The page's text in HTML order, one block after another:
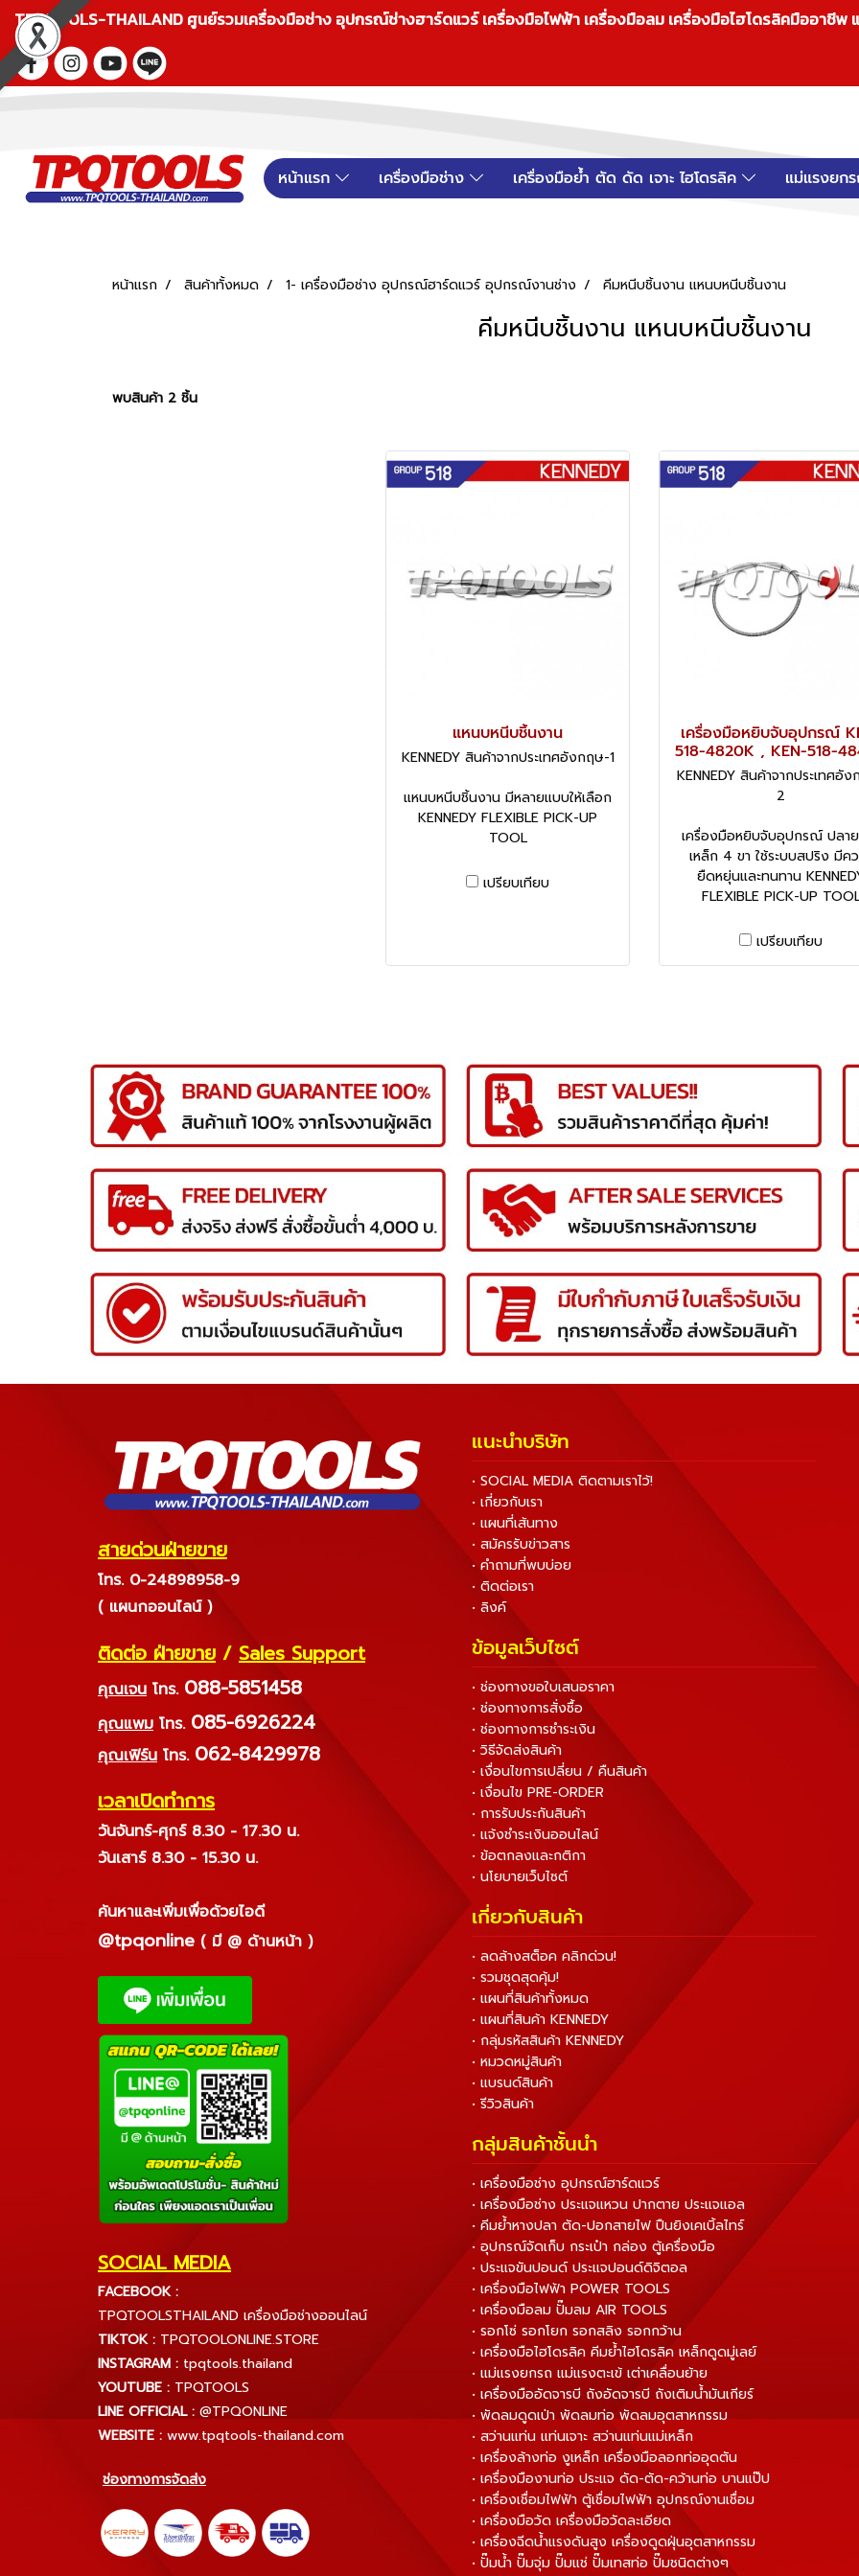
TPQTOOLS-THAILAND ศูนย์รวมเครื่องมือช่าง อุปกรณ์ช่างฮาร์ดแวร์ เครื่องมือไฟฟ้า เครื่องมือลม เครื่องมือไฮโดรลิคมืออาชี
หน้าแรก เครื่องมือช่าง เครื่องมือย้ำ ตัด ดัด เจาะ ไฮโดรลิค แม่แรงยก
หน้าแรก สินค้าทั้งหมด 1- เครื่องมือช่าง อุปกรณ์ฮาร์ดแวร์ อุปกรณ์งานช่าง คีมหนีบชิ้นงาน แหนบหนีบชิ้นงาน
คีมหนีบชิ้นงาน แหนบหนีบชิ้นงาน
พบสินค้า 2 ชิ้น
แหนบหนีบชิ้นงาน
KENNEDY สินค้าจากประเทศอังกฤษ-1
แหนบหนีบชิ้นงาน มีหลายแบบให้เลือก
KENNEDY FLEXIBLE PICK-UP
TOOL
เปรียบเทียบ
เครื่องมือหยิบจับอุปกรณ์
518-4820K , KEN-518-
KENNEDY สินค้าจากประเทศอั
2
เครื่องมือหยิบจับอุปกรณ์ ปลา
เหล็ก 4 ขา ใช้ระบบสปริง มีค
ยืดหยุ่นและทนทาน
FLEXIBLE PICK-UP
เปรียบเทียบ
สายด่วนฝ่ายขาย
โทร. 0-24898958-9
( แผนกออนไลน์ )
ติดต่อ ฝ่ายขาย / Sales Support
คุณเจน โทร. 088-5851458
คุณแพม โทร. 085-6926224
คุณเฟิร์น โทร. 062-8429978
เวลาเปิดทำการ
วันจันทร์-ศุกร์ 8.30 - 17.30 น.
วันเสาร์ 8.30 - 15.30 น.
ค้นหาและเพิ่มเพื่อด้วยไอดี
@tpqonline ( มี @ ด้านหน้า )
SOCIAL MEDIA
FACEBOOK :
TPQTOOLSTHAILAND เครื่องมือช่างออนไลน์
TIKTOK : TPQTOOLONLINE.STORE
INSTAGRAM : tpqtools.thailand
YOUTUBE : TPQTOOLS
LINE OFFICIAL : @TPQONLINE
WEBSITE : www.tpqtools-thailand.com
ช่องทางการจัดส่ง
แนะนำบริษัท
• SOCIAL MEDIA ติดตามเราไว้!
• เกี่ยวกับเรา
• แผนที่เส้นทาง
• สมัครรับข่าวสาร
• คำถามที่พบบ่อย
• ติดต่อเรา
• ลิงค์
ข้อมูลเว็บไซต์
• ช่องทางขอใบเสนอราคา
• ช่องทางการสั่งซื้อ
• ช่องทางการชำระเงิน
• วิธีจัดส่งสินค้า
• เงื่อนไขการเปลี่ยน / คืนสินค้า
• เงื่อนไข PRE-ORDER
• การรับประกันสินค้า
• แจ้งชำระเงินออนไลน์
• ข้อตกลงและกติกา
• นโยบายเว็บไซต์
เกี่ยวกับสินค้า
• ลดล้างสต็อค คลิกด่วน!
• รวมชุดสุดคุ้ม!
• แผนที่สินค้าทั้งหมด
• แผนที่สินค้า KENNEDY
• กลุ่มรหัสสินค้า KENNEDY
• หมวดหมู่สินค้า
• แบรนด์สินค้า
• รีวิวสินค้า
กลุ่มสินค้าชั้นนำ
• เครื่องมือช่าง อุปกรณ์ฮาร์ดแวร์
• เครื่องมือช่าง ประแจแหวน ปากตาย ประแจแอล
• คีมย้ำหางปลา ตัด-ปอกสายไฟ ปืนยิงเคเบิ้ลไทร์
• อุปกรณ์จัดเก็บ กระเป๋า กล่อง ตู้เครื่องมือ
• ประแจขันปอนด์ ประแจปอนด์ดิจิตอล
• เครื่องมือไฟฟ้า POWER TOOLS
• เครื่องมือลม ปั๊มลม AIR TOOLS
• รอกโซ่ รอกโยก รอกสลิง รอกกว้าน
• เครื่องมือไฮโดรลิค คีมย้ำไฮโดรลิค เหล็กดูดมู่เลย์
• แม่แรงยกรถ แม่แรงตะเข้ เต่าเคลื่อนย้าย
• เครื่องมืออัดจารบี ถังอัดจารบี ถังเติมน้ำมันเกียร์
• พัดลมดูดเป่า พัดลมท่อ พัดลมอุตสาหกรรม
• สว่านแท่น แท่นเจาะ สว่านแท่นแม่เหล็ก
• เครื่องล้างท่อ งูเหล็ก เครื่องมือลอกท่ออุดตัน
• เครื่องมืองานท่อ ประแจ ดัด-ตัด-คว้านท่อ บานแป๊ป
• เครื่องเชื่อมไฟฟ้า ตู้เชื่อมไฟฟ้า อุปกรณ์งานเชื่อม
• เครื่องมือวัด เครื่องมือวัดละเอียด
• เครื่องฉีดน้ำแรงดันสูง เครื่องดูดฝุ่นอุตสาหกรรม
• ปั๊มน้ำ ปั๊มจุ่ม ปั๊มแช่ ปั๊มเทสท่อ ปั๊มชนิดต่างๆ